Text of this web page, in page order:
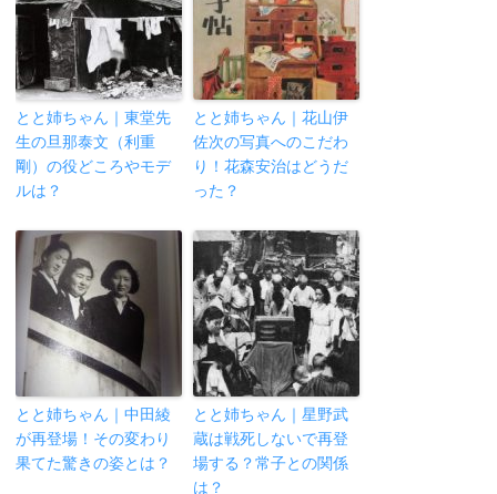
とと姉ちゃん｜東堂先
生の旦那泰文（利重
剛）の役どころやモデ
ルは？
とと姉ちゃん｜花山伊
佐次の写真へのこだわ
り！花森安治はどうだ
った？
とと姉ちゃん｜中田綾
が再登場！その変わり
果てた驚きの姿とは？
とと姉ちゃん｜星野武
蔵は戦死しないで再登
場する？常子との関係
は？